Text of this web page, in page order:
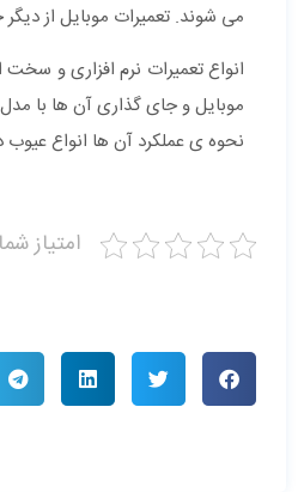
می شوند. تعمیرات موبایل از
انواع تعمیرات نرم افزاری و
موبایل و جای گذاری آن ها با
نحوه ی عملکرد آن ها انواع عیوب
امتیاز